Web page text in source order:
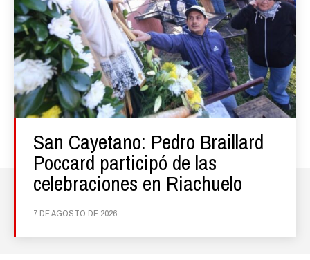
San Cayetano: Pedro Braillard
Poccard participó de las
celebraciones en Riachuelo
7 DE AGOSTO DE 2026